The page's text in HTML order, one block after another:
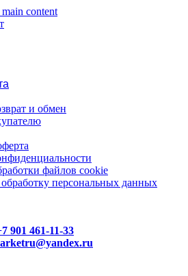
content
и обмен
файлов cookie
персональных данных
901 461-11-33